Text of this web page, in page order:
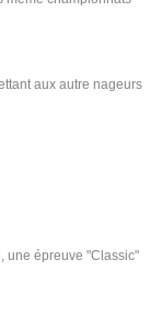
aux autre nageurs
une épreuve "Classic"